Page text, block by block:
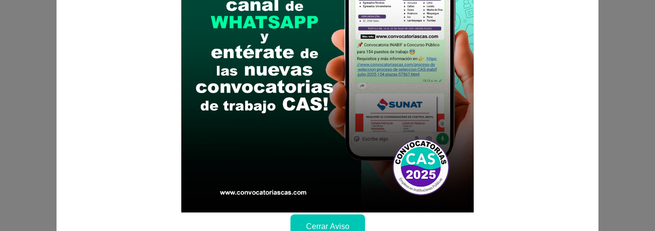
Profesional Especialista en Tesorería
Título profesional universitario Contabilidad. Contar con colegiatura y habilidad
18/03/2024
Cerrar Aviso